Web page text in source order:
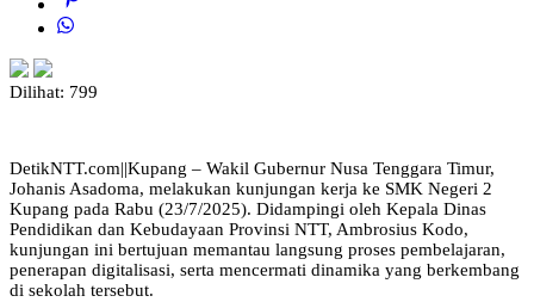
Dilihat: 799
DetikNTT.com||Kupang – Wakil Gubernur Nusa Tenggara Timur,
Johanis Asadoma, melakukan kunjungan kerja ke SMK Negeri 2
Kupang pada Rabu (23/7/2025). Didampingi oleh Kepala Dinas
Pendidikan dan Kebudayaan Provinsi NTT, Ambrosius Kodo,
kunjungan ini bertujuan memantau langsung proses pembelajaran,
penerapan digitalisasi, serta mencermati dinamika yang berkembang
di sekolah tersebut.